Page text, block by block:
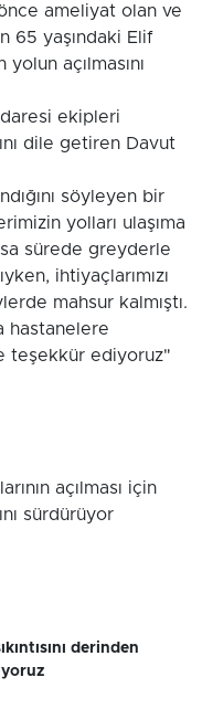
ameliyat olan ve
65 yaşındaki Elif
açılmasını
ekipleri
dile getiren Davut
söyleyen bir
yolları ulaşıma
sürede greyderle
ihtiyaçlarımızı
mahsur kalmıştı.
hastanelere
teşekkür ediyoruz"
açılması için
sürdürüyor
derinden